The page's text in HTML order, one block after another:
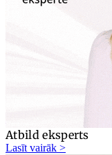
Atbild eksperts
Lasīt vairāk >